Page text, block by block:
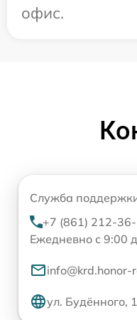
офис.
Служба
+7 (861) 212-
Ежедневно с 9:00
ул. Будённого,